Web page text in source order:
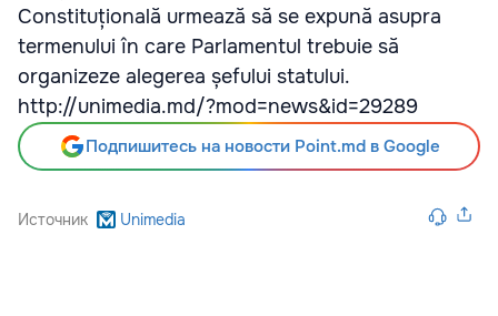
Constituțională urmează să se expună asupra
termenului în care Parlamentul trebuie să
organizeze alegerea șefului statului.
http://unimedia.md/?mod=news&id=29289
Подпишитесь на новости Point.md в Google
Источник Unimedia